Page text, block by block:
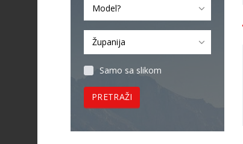
Model?
Županija
Samo sa slikom
PRETRAŽI